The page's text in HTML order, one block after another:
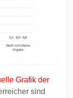
Grafik der
sind